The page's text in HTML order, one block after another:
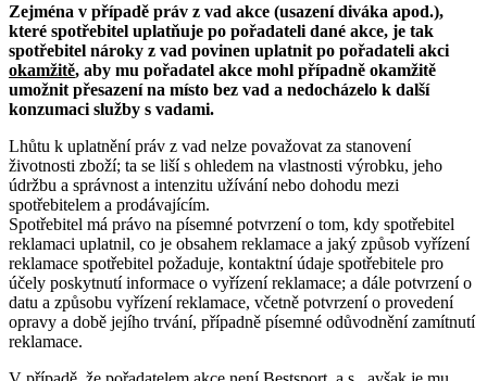
Zejména v případě práv z vad akce (usazení diváka apod.),
které spotřebitel uplatňuje po pořadateli dané akce, je tak
spotřebitel nároky z vad povinen uplatnit po pořadateli akci
okamžitě, aby mu pořadatel akce mohl případně okamžitě
umožnit přesazení na místo bez vad a nedocházelo k další
konzumaci služby s vadami.
Lhůtu k uplatnění práv z vad nelze považovat za stanovení
životnosti zboží; ta se liší s ohledem na vlastnosti výrobku, jeho
údržbu a správnost a intenzitu užívání nebo dohodu mezi
spotřebitelem a prodávajícím.
Spotřebitel má právo na písemné potvrzení o tom, kdy spotřebitel
reklamaci uplatnil, co je obsahem reklamace a jaký způsob vyřízení
reklamace spotřebitel požaduje, kontaktní údaje spotřebitele pro
účely poskytnutí informace o vyřízení reklamace; a dále potvrzení o
datu a způsobu vyřízení reklamace, včetně potvrzení o provedení
opravy a době jejího trvání, případně písemné odůvodnění zamítnutí
reklamace.